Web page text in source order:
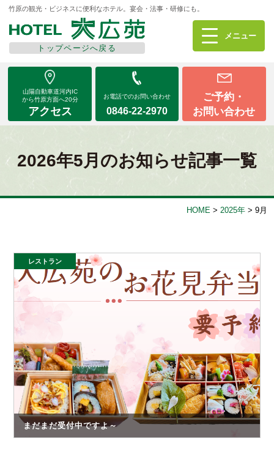
山陽自動車道河内IC
から竹原方面へ20分
アクセス
お電話でのお問い合わせ
0846-22-2970
ご予約・
お問い合わせ
ご宿泊 ご宴会・イベント
仕出しお弁当 館内案内
トップページ
お知らせ
プライバシーポリシー
竹原の観光・ビジネスに便利なホテル。宴会・法事・研修にも。
トップページへ戻る
メニュー
山陽自動車道河内IC
から竹原方面へ20分
アクセス
お電話でのお問い合わせ
0846-22-2970
ご予約・
お問い合わせ
2026年5月のお知らせ記事一覧
HOME> 2025年> 9月
レストラン
まだまだ受付中ですよ～